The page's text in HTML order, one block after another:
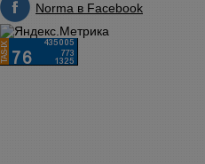
Norma в Facebook